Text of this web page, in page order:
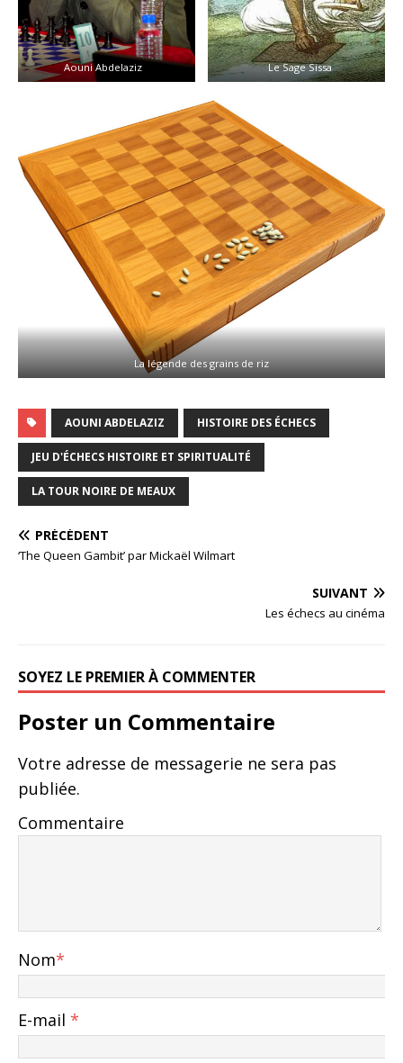
Aouni Abdelaziz Le Sage Sissa
La légende des grains de riz
AOUNI ABDELAZIZ HISTOIRE DES ÉCHECS
JEU D'ÉCHECS HISTOIRE ET SPIRITUALITÉ
LA TOUR NOIRE DE MEAUX
PRÉCÉDENT
‘The Queen Gambit’ par Mickaël Wilmart
SUIVANT
Les échecs au cinéma
SOYEZ LE PREMIER À COMMENTER
Poster un Commentaire
Votre adresse de messagerie ne sera pas
publiée.
Commentaire
Nom*
E-mail *